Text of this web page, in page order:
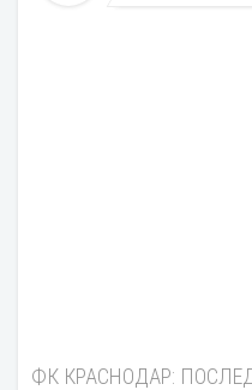
ФК КРАСНОДАР: